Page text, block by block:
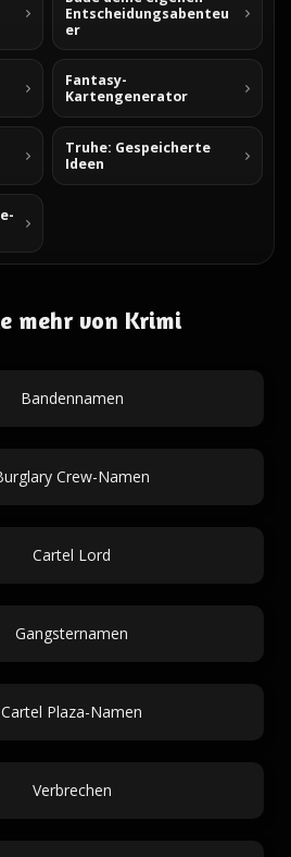
Entscheidungsabenteu
er
Fantasy-
Kartengenerator
Truhe: Gespeicherte
Ideen
mehr von Krimi
Bandennamen
Crew-Namen
Cartel Lord
Gangsternamen
Cartel Plaza-Namen
Verbrechen